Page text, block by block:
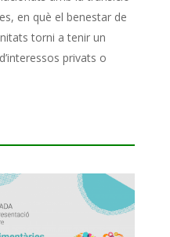
en què el benestar de
torni a tenir un
privats o